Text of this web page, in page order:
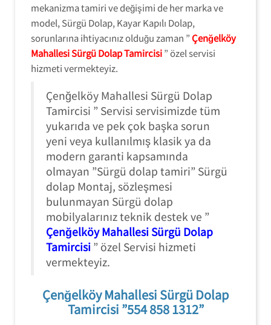
mekanizma tamiri ve değişimi de her marka ve
model, Sürgü Dolap, Kayar Kapılı Dolap,
sorunlarına ihtiyacınız olduğu zaman ”Çenğelköy
Mahallesi Sürgü Dolap Tamircisi” özel servisi
hizmeti vermekteyiz.
Çenğelköy Mahallesi Sürgü Dolap
Tamircisi ” Servisi servisimizde tüm
yukarıda ve pek çok başka sorun
yeni veya kullanılmış klasik ya da
modern garanti kapsamında
olmayan ”Sürgü dolap tamiri” Sürgü
dolap Montaj, sözleşmesi
bulunmayan Sürgü dolap
mobilyalarınız teknik destek ve ”
Çenğelköy Mahallesi Sürgü Dolap
Tamircisi ” özel Servisi hizmeti
vermekteyiz.
Çenğelköy Mahallesi Sürgü Dolap
Tamircisi ”554 858 1312”